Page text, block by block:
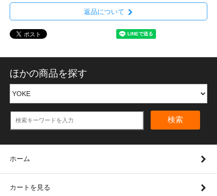
返品について
ほかの商品を探す
検索
ホーム
カートを見る